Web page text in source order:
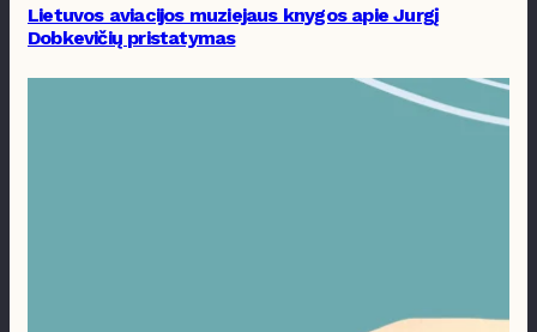
Lietuvos aviacijos muziejaus knygos apie Jurgį
Dobkevičių pristatymas